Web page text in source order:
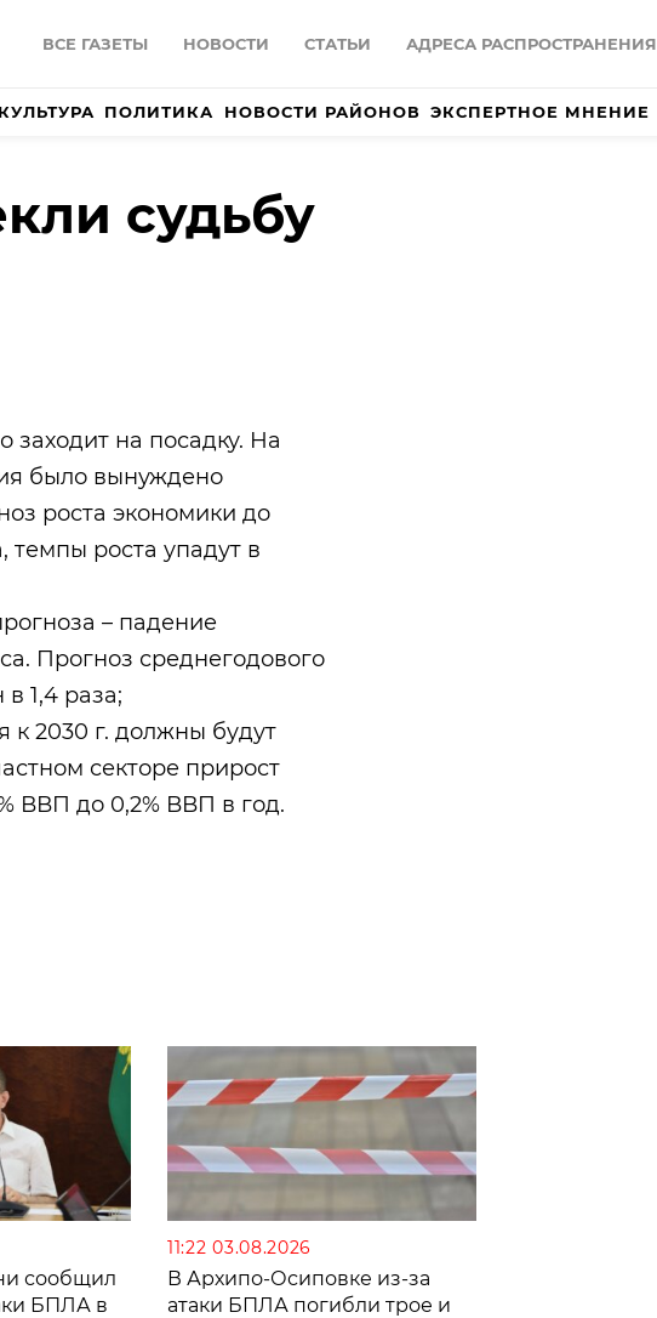
ВСЕ ГАЗЕТЫ НОВОСТИ СТАТЬИ АДРЕСА РАСПРОСТРАНЕНИЯ
КУЛЬТУРА ПОЛИТИКА НОВОСТИ РАЙОНОВ ЭКСПЕРТНОЕ МНЕНИЕ
судьбу
заходит на посадку. На
было вынуждено
роста экономики до
роста упадут в
– падение
Прогноз среднегодового
1,4 раза;
к 2030 г. должны будут
секторе прирост
ВВП до 0,2% ВВП в год.
сообщил
БПЛА в
11:22 03.08.2026
В Архипо-Осиповке из-за
атаки БПЛА погибли трое и